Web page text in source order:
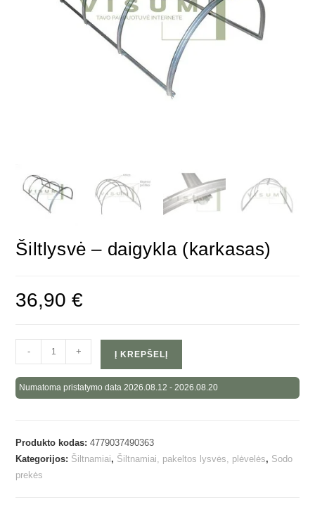
Šiltlysvė – daigykla (karkasas)
36,90€
- + Į KREPŠELĮ
Numatoma pristatymo data 2026.08.12 - 2026.08.20
Produkto kodas:4779037490363
Kategorijos: Šiltnamiai, Šiltnamiai, pakeltos lysvės, plėvelės, Sodo
prekės